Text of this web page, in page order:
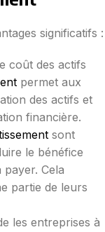
significatifs :
coût des actifs
permet aux
des actifs et
financière.
sont
le bénéfice
Cela
partie de leurs
les entreprises à